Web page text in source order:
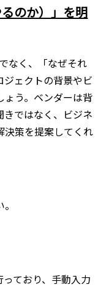
のか）」を明
なく、「なぜそれ
ェクトの背景やビ
ょう。ベンダーは背
ではなく、ビジネ
決策を提案してくれ
ており、手動入力